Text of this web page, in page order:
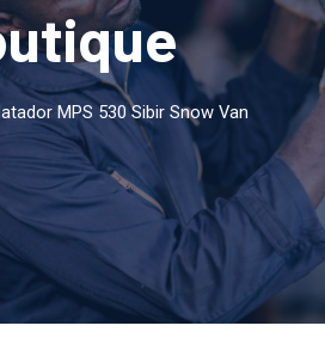
MPS 530 Sibir Snow Van